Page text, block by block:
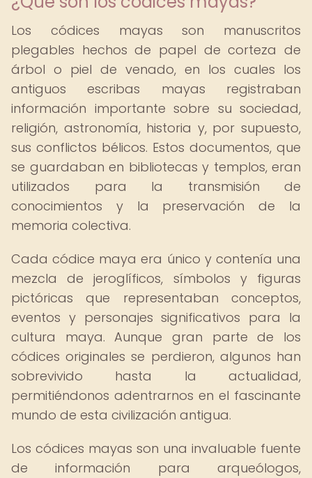
Los códices mayas son manuscritos
plegables hechos de papel de corteza de
árbol o piel de venado, en los cuales los
antiguos escribas mayas registraban
información importante sobre su sociedad,
religión, astronomía, historia y, por supuesto,
sus conflictos bélicos. Estos documentos, que
se guardaban en bibliotecas y templos, eran
utilizados para la transmisión de
conocimientos y la preservación de la
memoria colectiva.
Cada códice maya era único y contenía una
mezcla de jeroglíficos, símbolos y figuras
pictóricas que representaban conceptos,
eventos y personajes significativos para la
cultura maya. Aunque gran parte de los
códices originales se perdieron, algunos han
sobrevivido hasta la actualidad,
permitiéndonos adentrarnos en el fascinante
mundo de esta civilización antigua.
Los códices mayas son una invaluable fuente
de información para arqueólogos,